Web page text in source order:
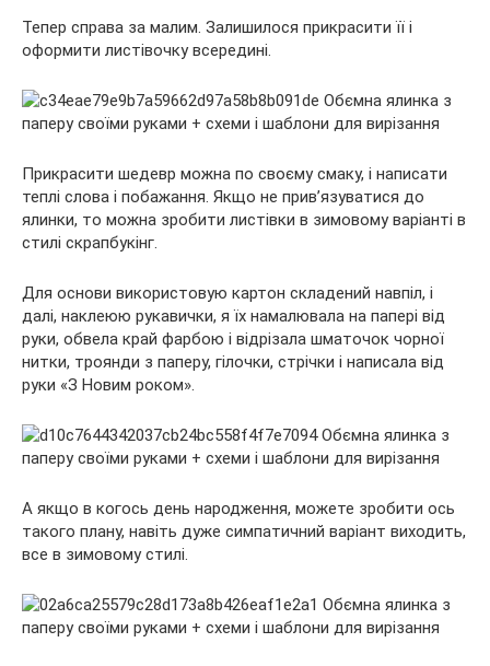
Тепер справа за малим. Залишилося прикрасити її і
оформити листівочку всередині.
Прикрасити шедевр можна по своєму смаку, і написати
теплі слова і побажання. Якщо не прив’язуватися до
ялинки, то можна зробити листівки в зимовому варіанті в
стилі скрапбукінг.
Для основи використовую картон складений навпіл, і
далі, наклеюю рукавички, я їх намалювала на папері від
руки, обвела край фарбою і відрізала шматочок чорної
нитки, троянди з паперу, гілочки, стрічки і написала від
руки «З Новим роком».
А якщо в когось день народження, можете зробити ось
такого плану, навіть дуже симпатичний варіант виходить,
все в зимовому стилі.